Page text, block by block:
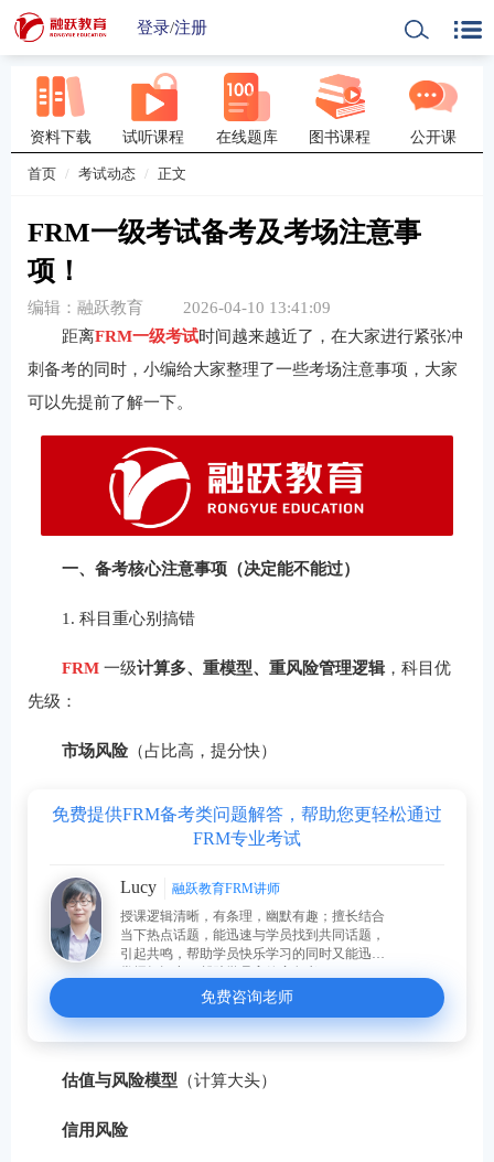
登录/注册
资料下载 试听课程 在线题库 图书课程 公开课
首页 考试动态 正文
FRM一级考试备考及考场注意事
项！
编辑：融跃教育
2026-04-10 13:41:09
距离FRM一级考试时间越来越近了，在大家进行紧张冲
刺备考的同时，小编给大家整理了一些考场注意事项，大家
可以先提前了解一下。
一、备考核心注意事项（决定能不能过）
1. 科目重心别搞错
FRM一级计算多、重模型、重风险管理逻辑，科目优
先级：
市场风险（占比高，提分快）
免费提供FRM备考类问题解答，帮助您更轻松通过
FRM专业考试
Lucy
融跃教育FRM讲师
授课逻辑清晰，有条理，幽默有趣；擅长结合
当下热点话题，能迅速与学员找到共同话题，
引起共鸣，帮助学员快乐学习的同时又能迅速
掌握知识点，帮助学员高效率备考。
免费咨询老师
估值与风险模型 （计算大头）
信用风险